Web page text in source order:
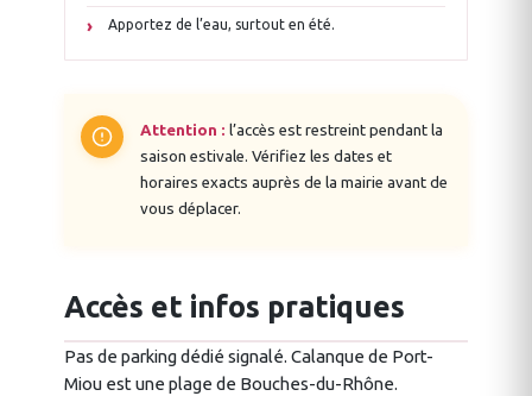
Apportez de l’eau, surtout en été.
Attention : l’accès est restreint pendant la
saison estivale. Vérifiez les dates et
horaires exacts auprès de la mairie avant de
vous déplacer.
Accès et infos pratiques
Pas de parking dédié signalé. Calanque de Port-
Miou est une plage de Bouches-du-Rhône.